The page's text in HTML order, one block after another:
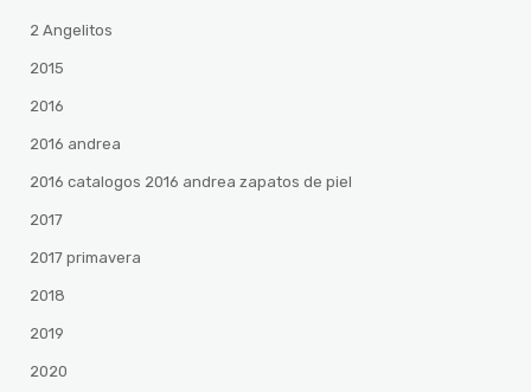
2 Angelitos
2015
2016
2016 andrea
2016 catalogos 2016 andrea zapatos de piel
2017
2017 primavera
2018
2019
2020